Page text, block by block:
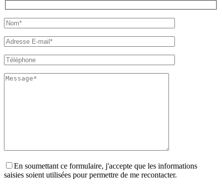
En soumettant ce formulaire, j'accepte que les informations
saisies soient utilisées pour permettre de me recontacter.